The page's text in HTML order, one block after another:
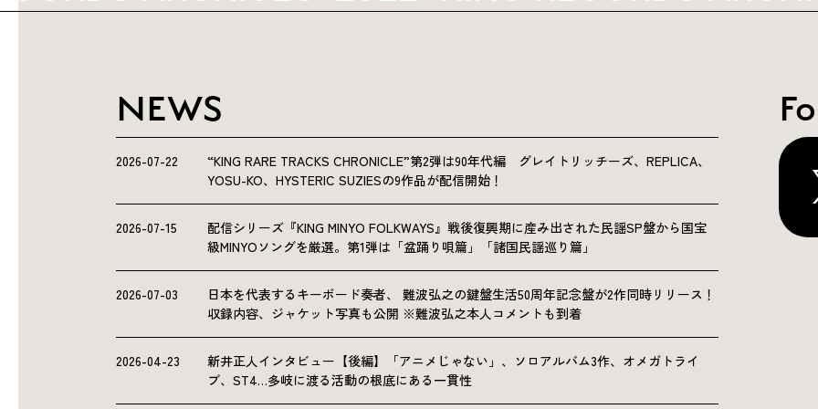
NEWS
2026-07-22
“KING RARE TRACKS CHRONICLE”第2弾は90年代編 グレイトリッチーズ、REPLICA、
YOSU-KO、HYSTERIC SUZIESの9作品が配信開始！
2026-07-15
配信シリーズ『KING MINYO FOLKWAYS』戦後復興期に産み出された民謡SP盤から国宝
級MINYOソングを厳選。第1弾は「盆踊り唄篇」「諸国民謡巡り篇」
2026-07-03
日本を代表するキーボード奏者、 難波弘之の鍵盤生活50周年記念盤が2作同時リリース！
収録内容、ジャケット写真も公開 ※難波弘之本人コメントも到着
2026-04-23
新井正人インタビュー【後編】「アニメじゃない」、ソロアルバム3作、オメガトライ
ブ、ST4…多岐に渡る活動の根底にある一貫性